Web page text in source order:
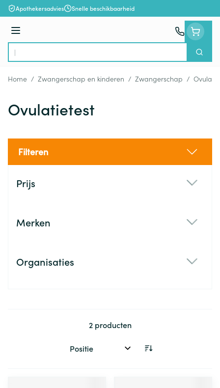
Ga naar de inhoud
Apothekersadvies Snelle beschikbaarheid
Menu
Product, merk, categorie...
Zoek
Home / Zwangerschap en kinderen / Zwangerschap /
Ovulatietest
Filteren
Prijs
Merken
Organisaties
2producten
Sorteer op: